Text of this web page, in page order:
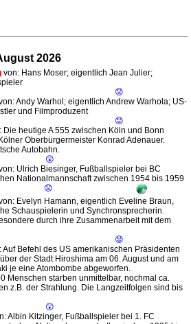
2026
von: Hans Moser; eigentlich Jean Julier;
😟
Andy Warhol; eigentlich Andrew Warhola; US-
und Filmproduzent
😟
: Die heutige A 555 zwischen Köln und Bonn
Oberbürgermeister Konrad Adenauer.
Autobahn.
😲
Ulrich Biesinger, Fußballspieler bei BC
Nationalmannschaft zwischen 1954 bis 1959
😟
Evelyn Hamann, eigentlich Eveline Braun,
Schauspielerin und Synchronsprecherin.
durch ihre Zusammenarbeit mit dem
😟
: Auf Befehl des US amerikanischen Präsidenten
der Stadt Hiroshima am 06. August und am
je eine Atombombe abgeworfen.
Menschen starben unmittelbar, nochmal ca.
z.B. der Strahlung. Die Langzeitfolgen sind bis
😲
Albin Kitzinger, Fußballspieler bei 1. FC